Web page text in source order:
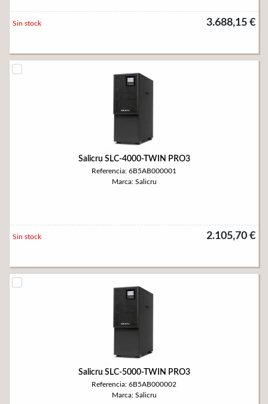
3.688,15 €
Sin stock
Salicru SLC-4000-TWIN PRO3
Referencia: 6B5AB000001
Marca: Salicru
2.105,70 €
Sin stock
Salicru SLC-5000-TWIN PRO3
Referencia: 6B5AB000002
Marca: Salicru